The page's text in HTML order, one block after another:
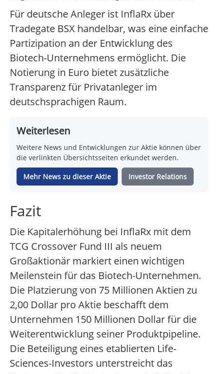
Für deutsche Anleger ist InflaRx über
Tradegate BSX handelbar, was eine einfache
Partizipation an der Entwicklung des
Biotech-Unternehmens ermöglicht. Die
Notierung in Euro bietet zusätzliche
Transparenz für Privatanleger im
deutschsprachigen Raum.
Weiterlesen
Weitere News und Entwicklungen zur Aktie können über
die verlinkten Übersichtsseiten erkundet werden.
Mehr News zu dieser Aktie Investor Relations
Fazit
Die Kapitalerhöhung bei InflaRx mit dem
TCG Crossover Fund III als neuem
Großaktionär markiert einen wichtigen
Meilenstein für das Biotech-Unternehmen.
Die Platzierung von 75 Millionen Aktien zu
2,00 Dollar pro Aktie beschafft dem
Unternehmen 150 Millionen Dollar für die
Weiterentwicklung seiner Produktpipeline.
Die Beteiligung eines etablierten Life-
Sciences-Investors unterstreicht das